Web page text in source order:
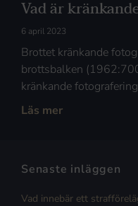
Vad är
6 april 2023
Brottet kränkande
brottsbalken
kränkande
Läs mer
Senaste inläggen
Vad innebär ett